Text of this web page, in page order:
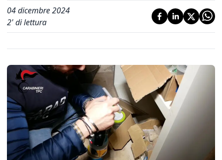
04 dicembre 2024
2' di lettura